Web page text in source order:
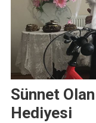
Sünnet
Hediyesi